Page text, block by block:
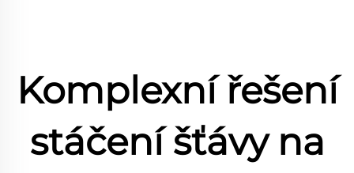
Komplexní řešení
stáčení šťávy na